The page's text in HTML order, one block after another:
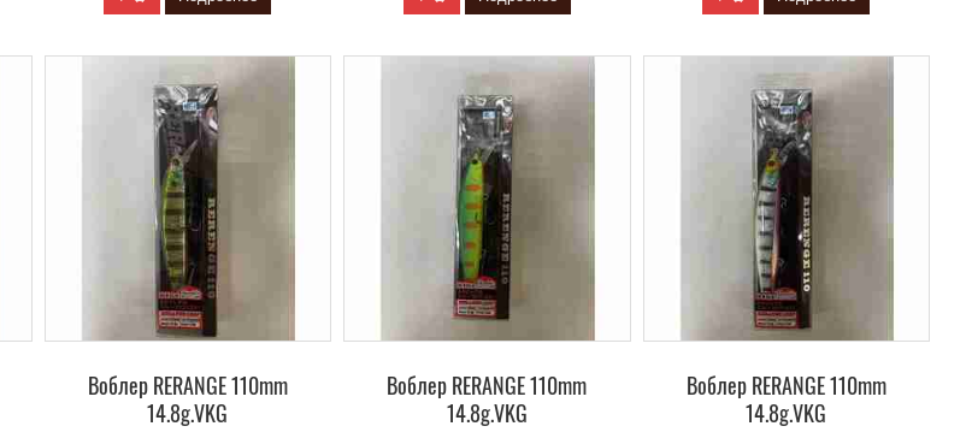
Воблер RERANGE 110mm
14.8g.VKG
Воблер RERANGE 110mm
14.8g.VKG
Воблер RERANGE 110mm
14.8g.VKG